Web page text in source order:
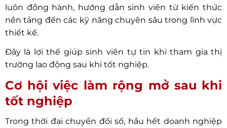
luôn đồng hành, hướng dẫn sinh viên từ kiến thức
nền tảng đến các kỹ năng chuyên sâu trong lĩnh vực
thiết kế.
Đây là lợi thế giúp sinh viên tự tin khi tham gia thị
trường lao động sau khi tốt nghiệp.
Cơ hội việc làm rộng mở sau khi
tốt nghiệp
Trong thời đại chuyển đổi số, hầu hết doanh nghiệp